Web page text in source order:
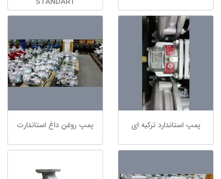
پمپ استاندارد ترکیه ای پمپ روغن داغ استاندارت